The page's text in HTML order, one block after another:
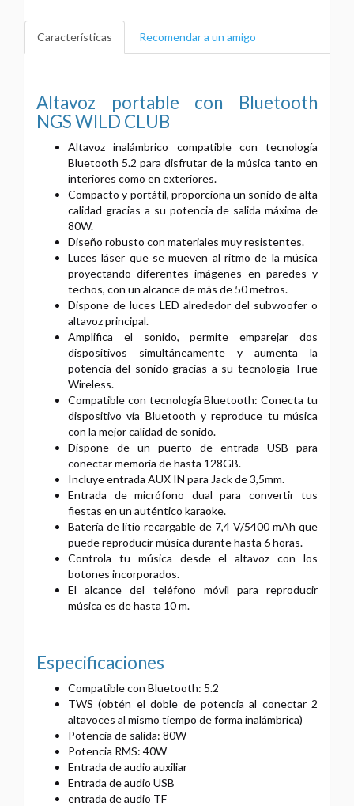
Características Recomendar a un amigo
Altavoz portable con Bluetooth
NGS WILD CLUB
Altavoz inalámbrico compatible con tecnología
Bluetooth 5.2 para disfrutar de la música tanto en
interiores como en exteriores.
Compacto y portátil, proporciona un sonido de alta
calidad gracias a su potencia de salida máxima de
80W.
Diseño robusto con materiales muy resistentes.
Luces láser que se mueven al ritmo de la música
proyectando diferentes imágenes en paredes y
techos, con un alcance de más de 50 metros.
Dispone de luces LED alrededor del subwoofer o
altavoz principal.
Amplifica el sonido, permite emparejar dos
dispositivos simultáneamente y aumenta la
potencia del sonido gracias a su tecnología True
Wireless.
Compatible con tecnología Bluetooth: Conecta tu
dispositivo vía Bluetooth y reproduce tu música
con la mejor calidad de sonido.
Dispone de un puerto de entrada USB para
conectar memoria de hasta 128GB.
Incluye entrada AUX IN para Jack de 3,5mm.
Entrada de micrófono dual para convertir tus
fiestas en un auténtico karaoke.
Batería de litio recargable de 7,4 V/5400 mAh que
puede reproducir música durante hasta 6 horas.
Controla tu música desde el altavoz con los
botones incorporados.
El alcance del teléfono móvil para reproducir
música es de hasta 10 m.
Especificaciones
Compatible con Bluetooth: 5.2
TWS (obtén el doble de potencia al conectar 2
altavoces al mismo tiempo de forma inalámbrica)
Potencia de salida: 80W
Potencia RMS: 40W
Entrada de audio auxiliar
Entrada de audio USB
entrada de audio TF